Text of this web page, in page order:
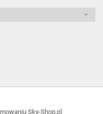
Sky-Shop.pl